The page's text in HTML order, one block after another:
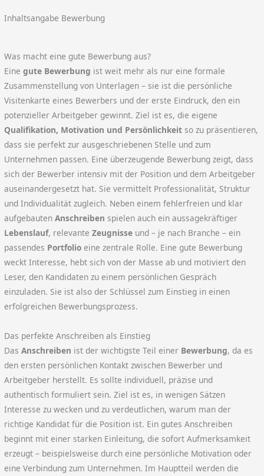
Inhaltsangabe Bewerbung
Was macht eine gute Bewerbung aus?
Einegute Bewerbung ist weit mehr als nur eine formale
Zusammenstellung von Unterlagen – sie ist die persönliche
Visitenkarte eines Bewerbers und der erste Eindruck, den ein
potenzieller Arbeitgeber gewinnt. Ziel ist es, die eigene
Qualifikation, Motivation und Persönlichkeit so zu präsentieren,
dass sie perfekt zur ausgeschriebenen Stelle und zum
Unternehmen passen. Eine überzeugende Bewerbung zeigt, dass
sich der Bewerber intensiv mit der Position und dem Arbeitgeber
auseinandergesetzt hat. Sie vermittelt Professionalität, Struktur
und Individualität zugleich. Neben einem fehlerfreien und klar
aufgebautenAnschreiben spielen auch ein aussagekräftiger
Lebenslauf, relevanteZeugnisse und – je nach Branche – ein
passendes Portfolio eine zentrale Rolle. Eine gute Bewerbung
weckt Interesse, hebt sich von der Masse ab und motiviert den
Leser, den Kandidaten zu einem persönlichen Gespräch
einzuladen. Sie ist also der Schlüssel zum Einstieg in einen
erfolgreichen Bewerbungsprozess.
Das perfekte Anschreiben als Einstieg
DasAnschreiben ist der wichtigste Teil einer Bewerbung, da es
den ersten persönlichen Kontakt zwischen Bewerber und
Arbeitgeber herstellt. Es sollte individuell, präzise und
authentisch formuliert sein. Ziel ist es, in wenigen Sätzen
Interesse zu wecken und zu verdeutlichen, warum man der
richtige Kandidat für die Position ist. Ein gutes Anschreiben
beginnt mit einer starken Einleitung, die sofort Aufmerksamkeit
erzeugt – beispielsweise durch eine persönliche Motivation oder
eine Verbindung zum Unternehmen. Im Hauptteil werden die